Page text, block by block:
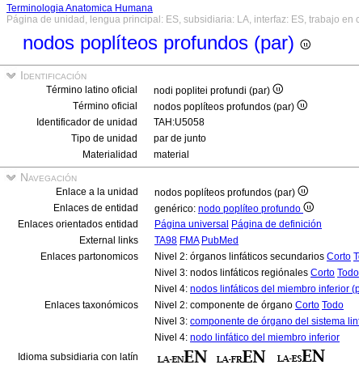
Terminologia Anatomica Humana
Página de unidad, lengua principal: ES, subsidiaria: LA, interfaz: ES, trabajo en
nodos poplíteos profundos (par)
Identificación
Término latino oficial
nodi poplitei profundi (par)
Término oficial
nodos poplíteos profundos (par)
Identificador de unidad
TAH:U5058
Tipo de unidad
par de junto
Materialidad
material
Navegación
Enlace a la unidad
nodos poplíteos profundos (par)
Enlaces de entidad
genérico: nodo poplíteo profundo
Enlaces orientados entidad
Página universal Página de definición
External links
TA98 FMA PubMed
Enlaces partonomicos
Nivel 2: órganos linfáticos secundarios Corto
Nivel 3: nodos linfáticos regiónales Corto Todo
Nivel 4: nodos linfáticos del miembro inferior
Enlaces taxonómicos
Nivel 2: componente de órgano Corto Todo
Nivel 3: componente de órgano del sistema
Nivel 4: nodo linfático del miembro inferior
Idioma subsidiaria con latín